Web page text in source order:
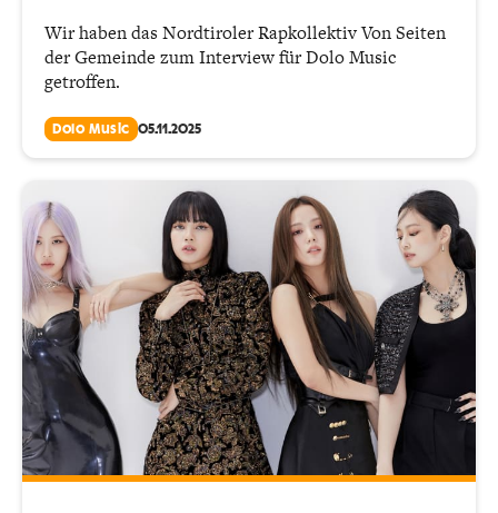
Wir haben das Nordtiroler Rapkollektiv Von Seiten
der Gemeinde zum Interview für Dolo Music
getroffen.
Dolo Music 05.11.2025